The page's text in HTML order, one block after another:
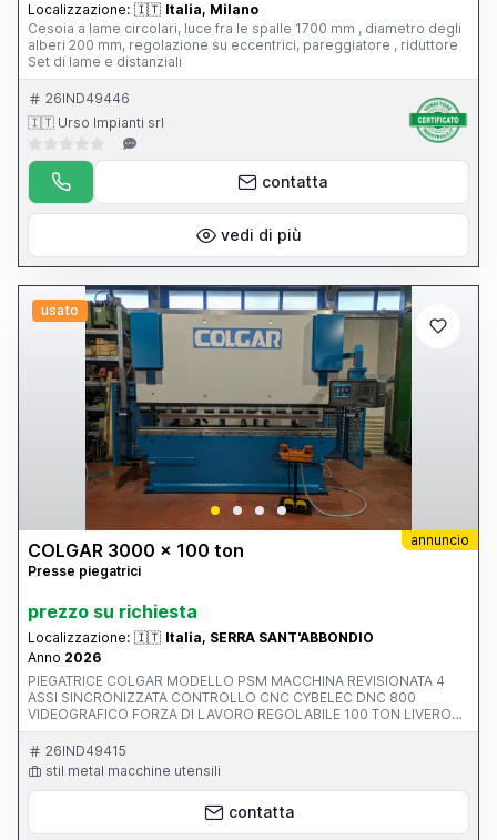
Localizzazione: 🇮🇹 Italia, Milano
Cesoia a lame circolari, luce fra le spalle 1700 mm , diametro degli
alberi 200 mm, regolazione su eccentrici, pareggiatore , riduttore
Set di lame e distanziali
26IND49446
🇮🇹 Urso Impianti srl
contatta
vedi di più
usato
annuncio
COLGAR 3000 x 100 ton
Presse piegatrici
prezzo su richiesta
Localizzazione: 🇮🇹 Italia, SERRA SANT'ABBONDIO
Anno 2026
PIEGATRICE COLGAR MODELLO PSM MACCHINA REVISIONATA 4
ASSI SINCRONIZZATA CONTROLLO CNC CYBELEC DNC 800
VIDEOGRAFICO FORZA DI LAVORO REGOLABILE 100 TON LIVERO
PASSAGGIO FRA I MONTANTI 2600 MM MASSIMA LUNGHEZZA
UTILE 3100 MM INCAVO FRA I MONTANTI 350 MM CORSA
REGOLABILE 200 MM VELOCITA DISCESA REGOLABILE 100 MM/S DI
LAVORO 0-20 MM/SEC DI RITORNO 0-112 MM/SEC DISTANZA
MASSIMA FRA TAVOLA E PESTINE 400 MM PRESSIONE D'ESERCIZIO
750 MM CORSA ASSE R 150 MM
26IND49415
stil metal macchine utensili
contatta